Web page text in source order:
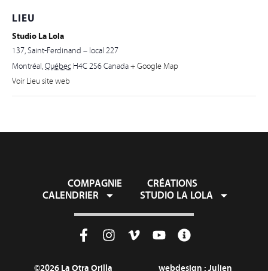
LIEU
Studio La Lola
137, Saint-Ferdinand – local 227
Montréal,Québec H4C 2S6Canada+ Google Map
Voir Lieu site web
COMPAGNIE
CRÉATIONS
CALENDRIER
STUDIO LA LOLA
©2026 La Otra Orilla webdesign : Julien